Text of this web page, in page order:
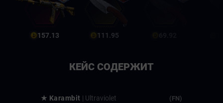
157.13 111.95
КЕЙС СОДЕРЖИТ
★ Karambit | Ultraviolet (FN)